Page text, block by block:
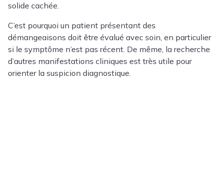
solide cachée.
C’est pourquoi un patient présentant des
démangeaisons doit être évalué avec soin, en particulier
si le symptôme n’est pas récent. De même, la recherche
d’autres manifestations cliniques est très utile pour
orienter la suspicion diagnostique.